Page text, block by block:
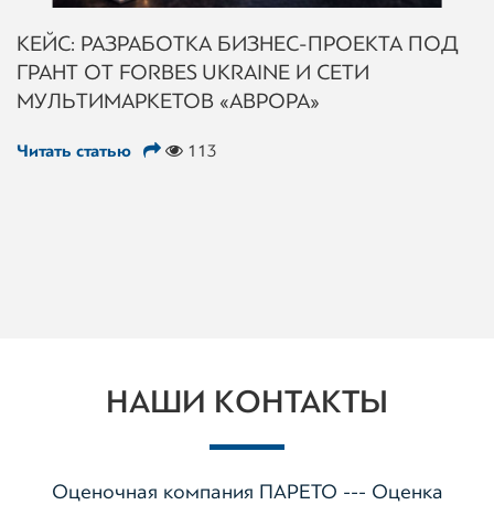
КЕЙС: РАЗРАБОТКА БИЗНЕС-ПРОЕКТА ПОД
ГРАНТ ОТ FORBES UKRAINE И СЕТИ
МУЛЬТИМАРКЕТОВ «АВРОРА»
Читать статью 113
НАШИ КОНТАКТЫ
Оценочная компания ПАРЕТО --- Оценка